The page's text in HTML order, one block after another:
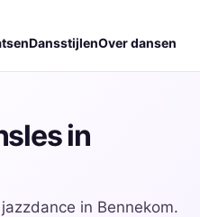
DansstijlenOver dansen
in
in Bennekom.